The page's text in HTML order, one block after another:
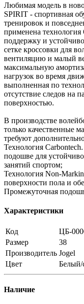
Любимая модель в
SPIRIT - спортивная
тренировок и
применена
поддержку и
сетке кроссовки для
вентиляцию и малый
максимальную
нагрузок во время
выполненная по
отсутствие следов на
поверхностью.
В производстве
только качественные
требуют
Технология
подошве для
занятий спортом;
Технология Non-
поверхности пола и
Промежуточная
Характеристики
Код
ЦБ-
Размер
38
Производитель Jogel
Цвет
Белый/
Наличие